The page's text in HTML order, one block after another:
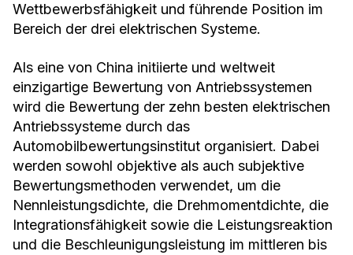
Wettbewerbsfähigkeit und führende Position im
Bereich der drei elektrischen Systeme.
Als eine von China initiierte und weltweit
einzigartige Bewertung von Antriebssystemen
wird die Bewertung der zehn besten elektrischen
Antriebssysteme durch das
Automobilbewertungsinstitut organisiert. Dabei
werden sowohl objektive als auch subjektive
Bewertungsmethoden verwendet, um die
Nennleistungsdichte, die Drehmomentdichte, die
Integrationsfähigkeit sowie die Leistungsreaktion
und die Beschleunigungsleistung im mittleren bis